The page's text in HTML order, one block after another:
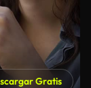
Gratis